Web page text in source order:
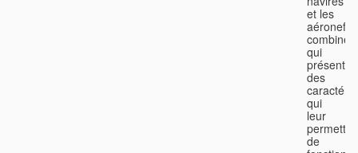
et les
aéronefs
combinés
qui
des
qui
leur
de